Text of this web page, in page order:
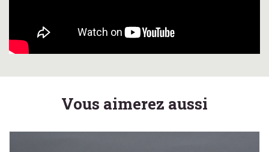
Vous aimerez aussi